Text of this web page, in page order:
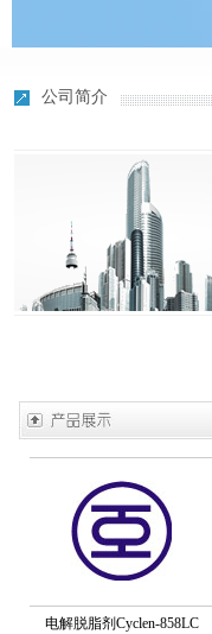
公司简介
电解脱脂剂Cyclen-858LC